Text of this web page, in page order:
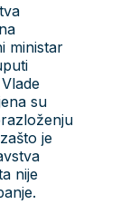
ministar
su
je
nije